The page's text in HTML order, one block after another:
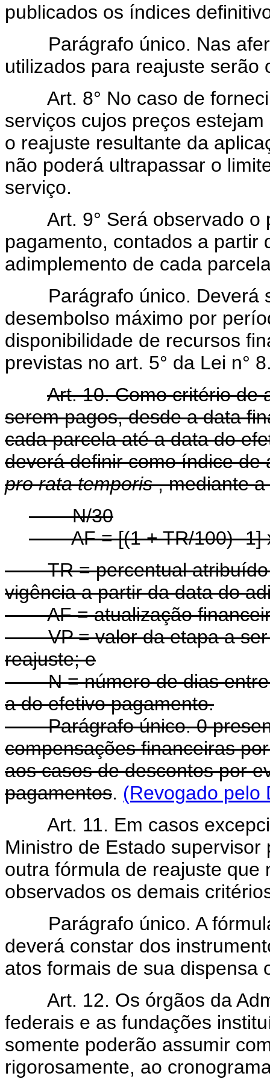
publicados os índices
Parágrafo único. Nas
utilizados para reajuste serão
Art. 8° No caso de
serviços cujos preços
o reajuste resultante da
não poderá ultrapassar o
serviço.
Art. 9° Será observado o
pagamento, contados a partir
adimplemento de cada
Parágrafo único. Deverá
desembolso máximo por
disponibilidade de recursos
previstas no art. 5° da Lei n°
Art. 10. Como critério de
serem pagos, desde a data
cada parcela até a data do
deverá definir como índice de
pro rata temporis, mediante a
N/30
AF = [(1 + TR/100) -1] x
TR = percentual atribuído
vigência a partir da data do
AF = atualização
VP = valor da etapa a ser
reajuste; e
N = número de dias entre
a do efetivo pagamento.
Parágrafo único. 0
compensações financeiras
aos casos de descontos por
pagamentos. (Revogado pelo
Art. 11. Em casos
Ministro de Estado
outra fórmula de reajuste que
observados os demais
Parágrafo único. A
deverá constar dos
atos formais de sua dispensa
Art. 12. Os órgãos da
federais e as fundações
somente poderão assumir
rigorosamente, ao